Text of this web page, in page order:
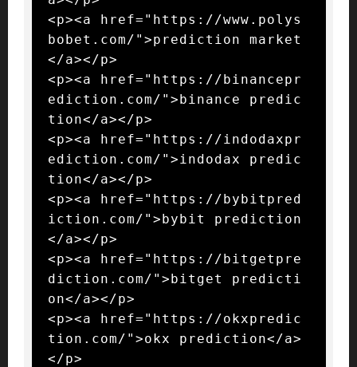
<p><a href="https://www.polys
bobet.com/">prediction market
</a></p>
<p><a href="https://binancepr
ediction.com/">binance predic
tion</a></p>
<p><a href="https://indodaxpr
ediction.com/">indodax predic
tion</a></p>
<p><a href="https://bybitpred
iction.com/">bybit prediction
</a></p>
<p><a href="https://bitgetpre
diction.com/">bitget predicti
on</a></p>
<p><a href="https://okxpredic
tion.com/">okx prediction</a>
</p>